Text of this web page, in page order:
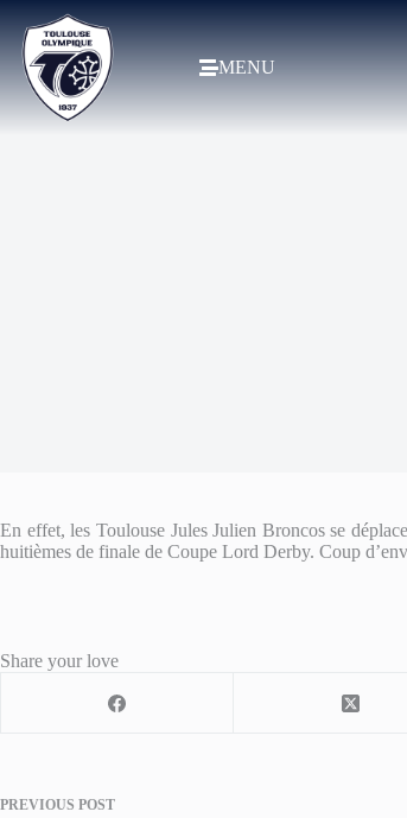
MENU
En effet, les Toulouse Jules Julien Broncos se
huitièmes de finale de Coupe Lord Derby. Coup
Share your love
PREVIOUS POST